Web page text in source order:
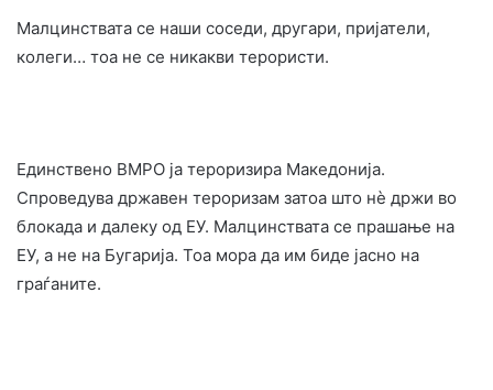
Малцинствата се наши соседи, другари, пријатели,
колеги… тоа не се никакви терористи.
Единствено ВМРО ја тероризира Македонија.
Спроведува државен тероризам затоа што нè држи во
блокада и далеку од ЕУ. Малцинствата се прашање на
ЕУ, а не на Бугарија. Тоа мора да им биде јасно на
граѓаните.